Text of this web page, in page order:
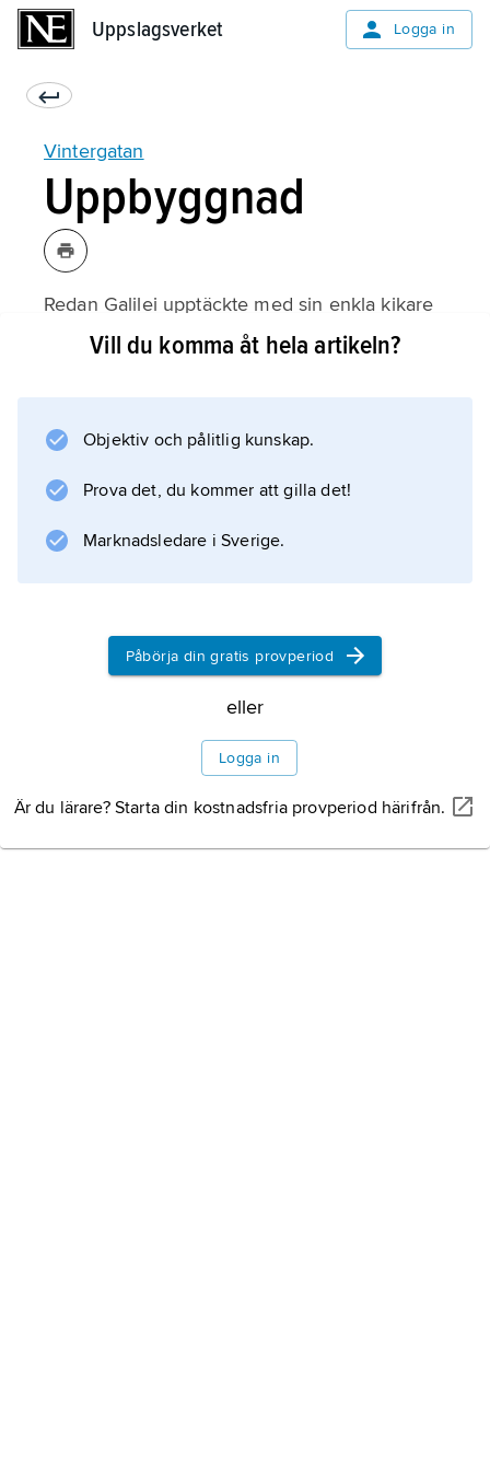
Uppslagsverket Logga in
Vintergatan
Uppbyggnad
Redan Galilei upptäckte med sin enkla kikare
att Vintergatan kan upplösas i ett ofantligt
himlen, tillhör den avgränsade galaxen
Vintergatan. I denna galax
Dynamik
Centrum
Information om artikeln
Vill du komma åt hela artikeln?
Objektiv och pålitlig kunskap.
Prova det, du kommer att gilla det!
Marknadsledare i Sverige.
Påbörja din gratis provperiod
eller
Logga in
Är du lärare? Starta din kostnadsfria provperiod härifrån.